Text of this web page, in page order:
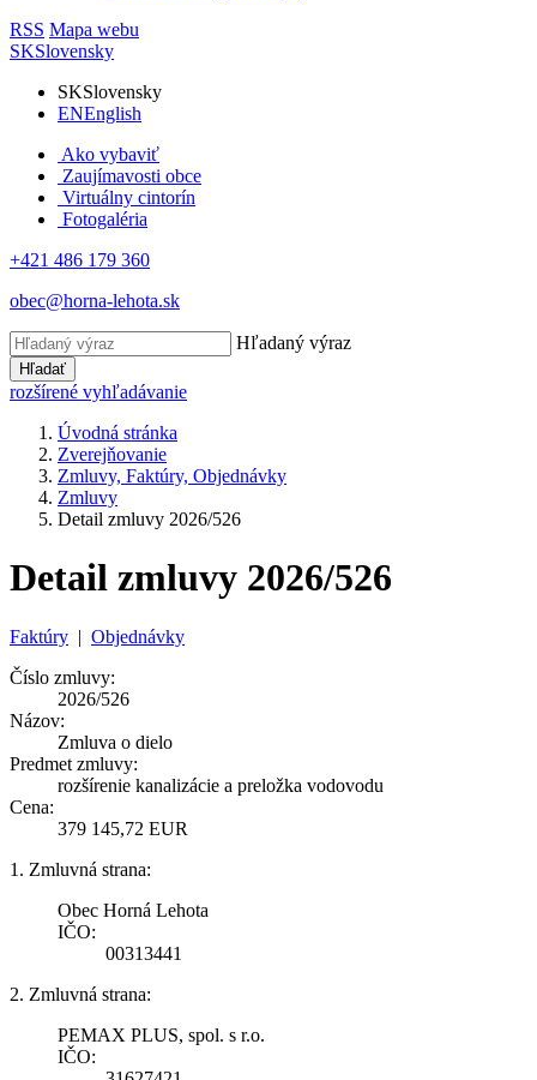
RSS Mapa webu
SKSlovensky
SKSlovensky
ENEnglish
Ako vybaviť
Zaujímavosti obce
Virtuálny cintorín
Fotogaléria
+421 486 179 360
obec@horna-lehota.sk
Hľadaný výraz
Hľadať
rozšírené vyhľadávanie
Úvodná stránka
Zverejňovanie
Zmluvy, Faktúry, Objednávky
Zmluvy
Detail zmluvy 2026/526
Detail zmluvy 2026/526
Faktúry | Objednávky
Číslo zmluvy:
2026/526
Názov:
Zmluva o dielo
Predmet zmluvy:
rozšírenie kanalizácie a preložka vodovodu
Cena:
379 145,72 EUR
1. Zmluvná strana:
Obec Horná Lehota
IČO:
00313441
2. Zmluvná strana:
PEMAX PLUS, spol. s r.o.
IČO: